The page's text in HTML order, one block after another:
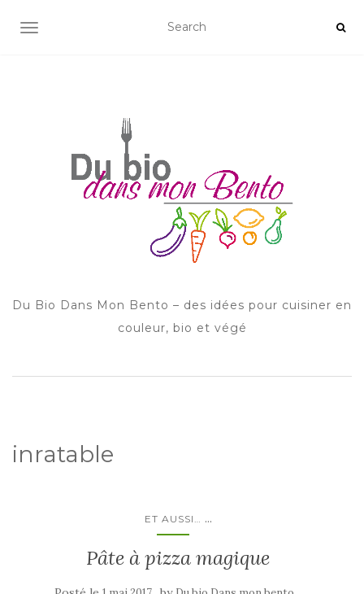
AFFICHER/MASQUER LA NAVIGATION
Du Bio Dans Mon Bento – des idées pour cuisiner en
couleur, bio et végé
inratable
ET AUSSI… ...
Pâte à pizza magique